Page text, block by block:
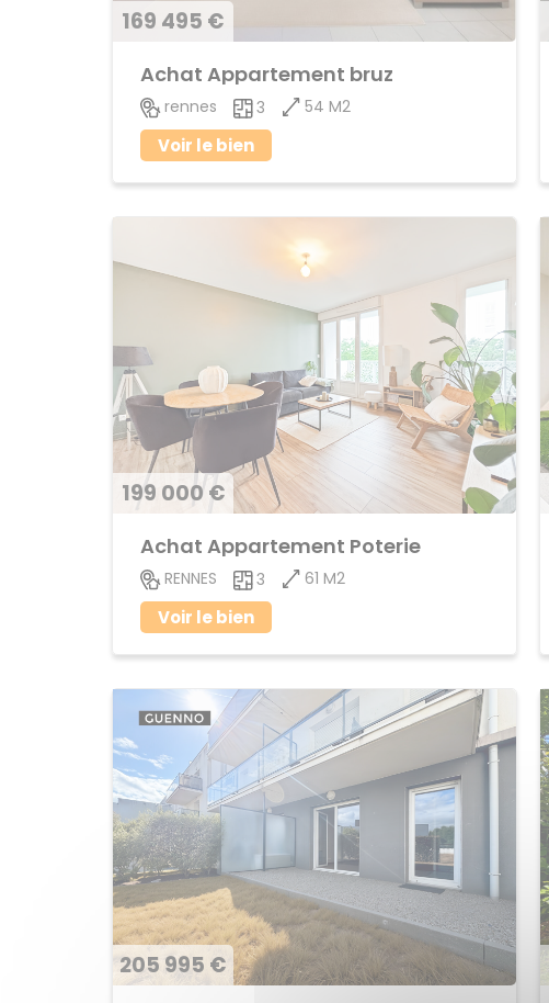
169 495 €
Achat Appartement bruz
rennes 3 54 M2
Voir le bien
199 000 €
Achat Appartement Poterie
RENNES 3 61 M2
Voir le bien
205 995 €